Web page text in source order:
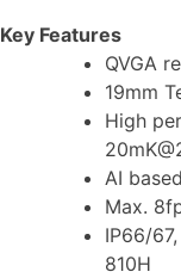
Key Features
QVGA
19mm
High
AI
Max.
IP66/
810H